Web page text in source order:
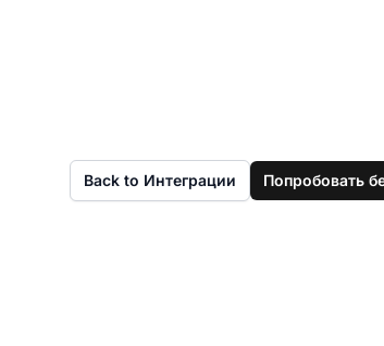
Back to Интеграции Попробовать